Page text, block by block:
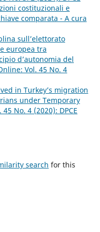
costituzionali e
comparata - A cura
sull’elettorato
europea tra
d’autonomia del
Vol. 45 No. 4
in Turkey’s migration
under Temporary
45 No. 4 (2020): DPCE
search for this